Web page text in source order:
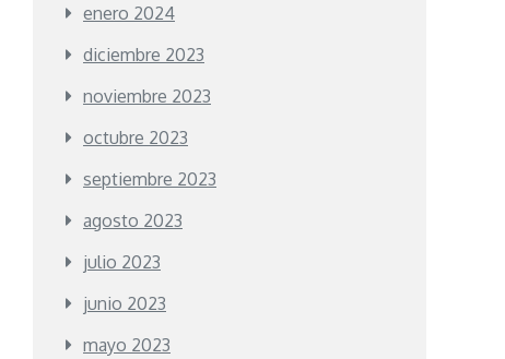
enero 2024
diciembre 2023
noviembre 2023
octubre 2023
septiembre 2023
agosto 2023
julio 2023
junio 2023
mayo 2023